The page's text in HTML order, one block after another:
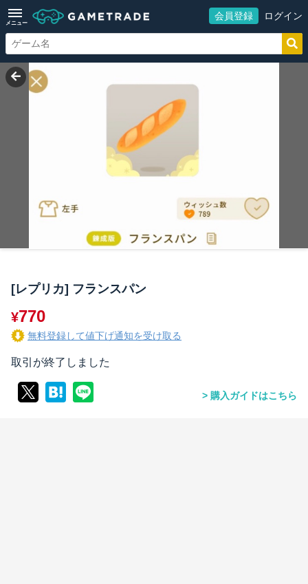
メニュー
会員登録 ログイン
[レプリカ] フランスパン
¥770
無料登録して値下げ通知を受け取る
取引が終了しました
購入ガイドはこちら